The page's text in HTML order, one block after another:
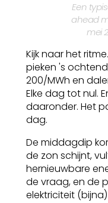
Een
ahead
mei
Kijk naar het
pieken 's
200/MWh en
Elke dag tot nul.
daaronder. Het
dag.
De middagdip
de zon schijnt,
hernieuwbare
de vraag, en de
elektriciteit